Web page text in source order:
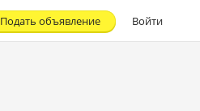
Войти
Подать объявление